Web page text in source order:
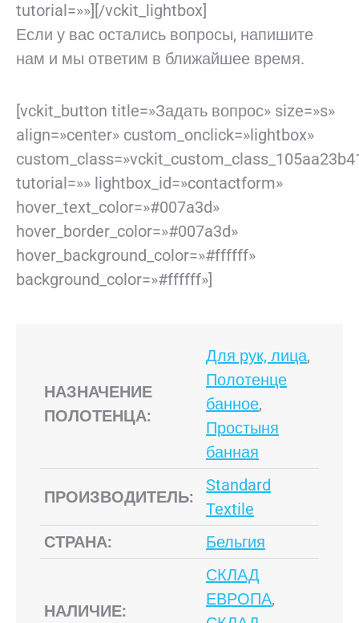
tutorial=»»][/vckit_lightbox]
Если у вас остались вопросы, напишите
нам и мы ответим в ближайшее время.
[vckit_button title=»Задать вопрос» size=»s»
align=»center» custom_onclick=»lightbox»
tutorial=»» lightbox_id=»contactform»
hover_text_color=»#007a3d»
hover_border_color=»#007a3d»
hover_background_color=»#ffffff»
background_color=»#ffffff»]
НАЗНАЧЕНИЕ
ПОЛОТЕНЦА:
Для рук, лица,
Полотенце
банное,
Простыня
банная
ПРОИЗВОДИТЕЛЬ:
Standard
Textile
СТРАНА:
Бельгия
НАЛИЧИЕ:
СКЛАД
ЕВРОПА,